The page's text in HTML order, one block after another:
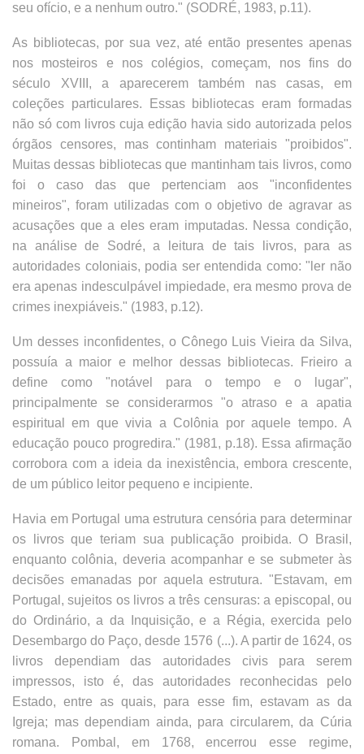
seu ofício, e a nenhum outro." (SODRÉ, 1983, p.11).
As bibliotecas, por sua vez, até então presentes apenas
nos mosteiros e nos colégios, começam, nos fins do
século XVIII, a aparecerem também nas casas, em
coleções particulares. Essas bibliotecas eram formadas
não só com livros cuja edição havia sido autorizada pelos
órgãos censores, mas continham materiais "proibidos".
Muitas dessas bibliotecas que mantinham tais livros, como
foi o caso das que pertenciam aos "inconfidentes
mineiros", foram utilizadas com o objetivo de agravar as
acusações que a eles eram imputadas. Nessa condição,
na análise de Sodré, a leitura de tais livros, para as
autoridades coloniais, podia ser entendida como: "ler não
era apenas indesculpável impiedade, era mesmo prova de
crimes inexpiáveis." (1983, p.12).
Um desses inconfidentes, o Cônego Luis Vieira da Silva,
possuía a maior e melhor dessas bibliotecas. Frieiro a
define como "notável para o tempo e o lugar",
principalmente se considerarmos "o atraso e a apatia
espiritual em que vivia a Colônia por aquele tempo. A
educação pouco progredira." (1981, p.18). Essa afirmação
corrobora com a ideia da inexistência, embora crescente,
de um público leitor pequeno e incipiente.
Havia em Portugal uma estrutura censória para determinar
os livros que teriam sua publicação proibida. O Brasil,
enquanto colônia, deveria acompanhar e se submeter às
decisões emanadas por aquela estrutura. "Estavam, em
Portugal, sujeitos os livros a três censuras: a episcopal, ou
do Ordinário, a da Inquisição, e a Régia, exercida pelo
Desembargo do Paço, desde 1576 (...). A partir de 1624, os
livros dependiam das autoridades civis para serem
impressos, isto é, das autoridades reconhecidas pelo
Estado, entre as quais, para esse fim, estavam as da
Igreja; mas dependiam ainda, para circularem, da Cúria
romana. Pombal, em 1768, encerrou esse regime,